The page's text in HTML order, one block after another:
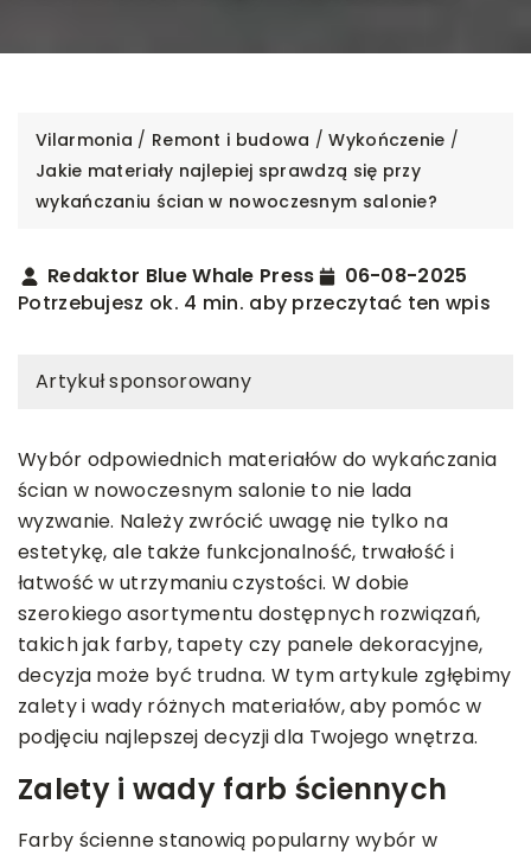
Vilarmonia / Remont i budowa /Wykończenie /
Jakie materiały najlepiej sprawdzą się przy
wykańczaniu ścian w nowoczesnym salonie?
Redaktor Blue Whale Press
06-08-2025
Potrzebujesz ok. 4 min. aby przeczytać ten wpis
Artykuł sponsorowany
Wybór odpowiednich materiałów do wykańczania
ścian w nowoczesnym salonie to nie lada
wyzwanie. Należy zwrócić uwagę nie tylko na
estetykę, ale także funkcjonalność, trwałość i
łatwość w utrzymaniu czystości. W dobie
szerokiego asortymentu dostępnych rozwiązań,
takich jak farby, tapety czy panele dekoracyjne,
decyzja może być trudna. W tym artykule zgłębimy
zalety i wady różnych materiałów, aby pomóc w
podjęciu najlepszej decyzji dla Twojego wnętrza.
Zalety i wady farb ściennych
Farby ścienne stanowią popularny wybór w